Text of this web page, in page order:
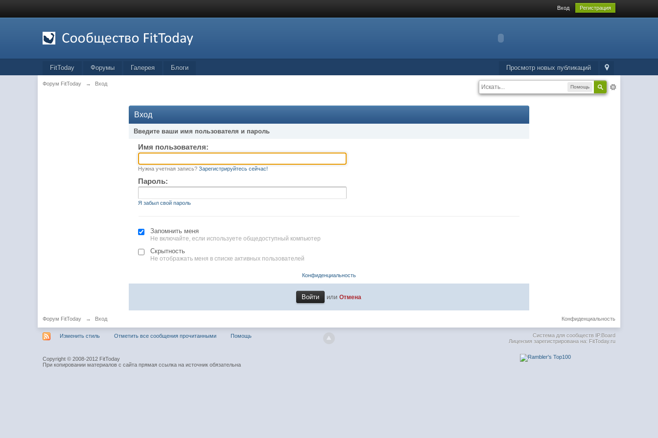
Вход Регистрация
Просмотр новых публикаций
FitToday Форумы Галерея Блоги
Форум FitToday → Вход
Помощь
Вход
Введите ваши имя пользователя и пароль
Имя пользователя:
Нужна учетная запись? Зарегистрируйтесь сейчас!
Пароль:
Я забыл свой пароль
Запомнить меня
Не включайте, если используете общедоступный компьютер
Скрытность
Не отображать меня в списке активных пользователей
Конфиденциальность
илиОтмена
Форум FitToday → Вход Конфиденциальность
Изменить стиль Отметить все сообщения прочитанными Помощь Система для сообществ IP.Board
Лицензия зарегистрирована на: FitToday.ru
Copyright © 2008-2012 FitToday
При копировании материалов с сайта прямая ссылка на источник обязательна